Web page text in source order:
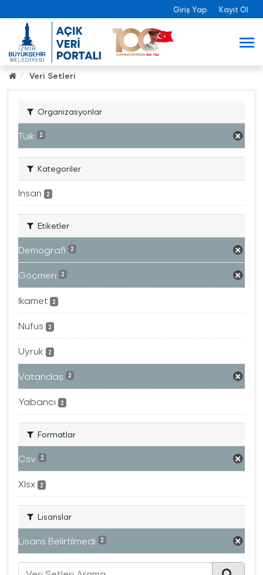
Giriş Yap Kayıt Ol
Veri Setleri
Organizasyonlar
Tüik 2
Kategoriler
İnsan 2
Etiketler
Demografi 2
Göçmen 2
Ikamet 2
Nüfus 2
Uyruk 2
Vatandaş 2
Yabancı 2
Formatlar
Csv 2
Xlsx 2
Lisanslar
Lisans Belirtilmedi 2